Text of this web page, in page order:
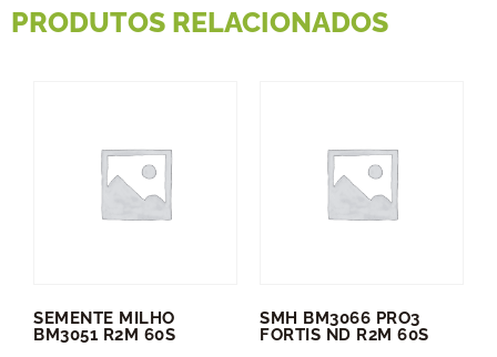
PRODUTOS RELACIONADOS
SEMENTE MILHO
BM3051 R2M 60S
SMH BM3066 PRO3
FORTIS ND R2M 60S